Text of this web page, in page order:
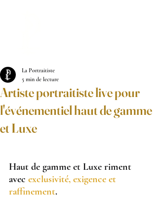
Artiste portraitiste live pour
l'événementiel haut de gamme
et Luxe
La Portraitiste
5 min de lecture
Haut de gamme et Luxe riment
avec exclusivité, exigence et
raffinement.